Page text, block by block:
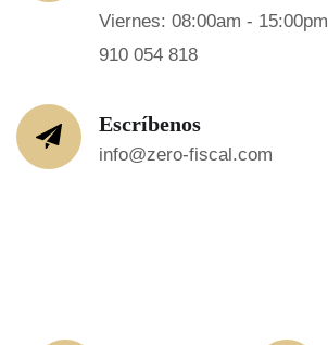
Viernes: 08:00am - 15:00pm
910 054 818
Escríbenos
info@zero-fiscal.com